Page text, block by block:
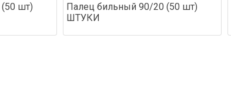
шт)
Палец бильный 90/20 (50 шт)
ШТУКИ